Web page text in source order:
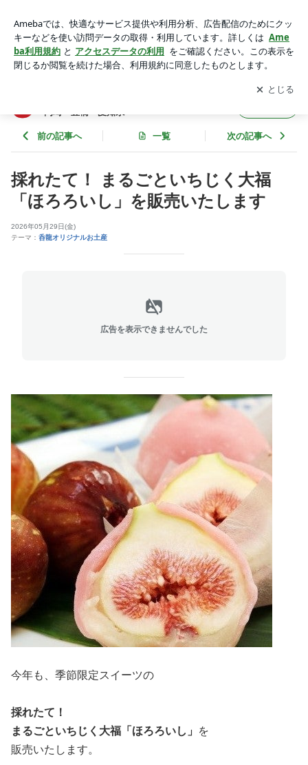
します | 料理旅館呑龍の豆女将ブログ／豊川・蒲郡・岡崎・豊
橋・愛知県
アプリをダウンロードして ブログの更新通知
を受け取りまし
ょう。
開く
岡崎・豊橋・愛知県
前の記事へ 一覧 次の記事へ
採れたて！ まるごといちじく大福
「ほろろいし」を販売いたします
2026年05月29日(金)
テーマ： 呑龍オリジナルお土産
広告を表示できませんでした
今年も、季節限定スイーツの
採れたて！
まるごといちじく大福「ほろろいし」
を
販売いたします。